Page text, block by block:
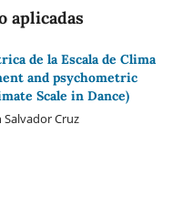
aplicadas
de la Escala de Clima
and psychometric
Scale in Dance)
Cruz